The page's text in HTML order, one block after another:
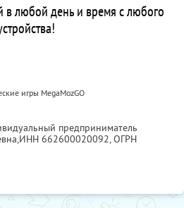
в любой день и время с любого
игры MegaMozGO
предприниматель
ИНН 662600020092, ОГРН